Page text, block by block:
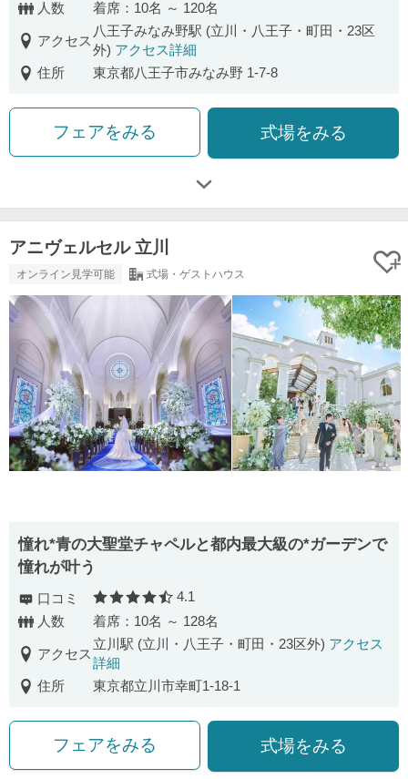
人数
着席：10名 ～ 120名
アクセス
八王子みなみ野駅 (立川・八王子・町田・23区
外) アクセス詳細
住所
東京都八王子市みなみ野 1-7-8
フェアをみる 式場をみる
アニヴェルセル 立川
オンライン見学可能 式場・ゲストハウス
憧れ*青の大聖堂チャペルと都内最大級の*ガーデンで
憧れが叶う
口コミ 口コミ評価
4.1
人数
着席：10名 ～ 128名
アクセス
立川駅 (立川・八王子・町田・23区外) アクセス
詳細
住所
東京都立川市幸町1-18-1
フェアをみる 式場をみる